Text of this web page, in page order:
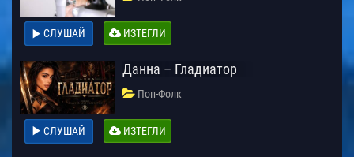
СЛУШАЙ ИЗТЕГЛИ
Данна – Гладиатор
Поп-Фолк
СЛУШАЙ ИЗТЕГЛИ